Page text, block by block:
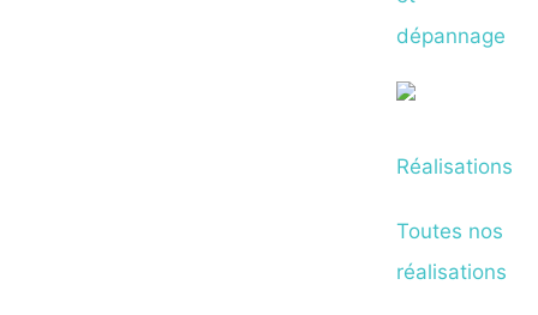
dépannage
Réalisations
Toutes nos
réalisations